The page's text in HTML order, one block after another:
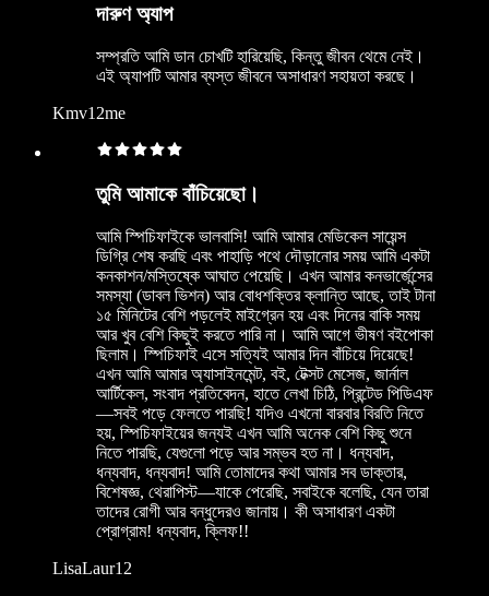
দারুণ অ্যাপ
সম্প্রতি আমি ডান চোখটি হারিয়েছি, কিন্তু জীবন থেমে নেই।
এই অ্যাপটি আমার ব্যস্ত জীবনে অসাধারণ সহায়তা করছে।
Kmv12me
তুমি আমাকে বাঁচিয়েছো।
আমি স্পিচিফাইকে ভালবাসি! আমি আমার মেডিকেল সায়েন্স
ডিগ্রি শেষ করছি এবং পাহাড়ি পথে দৌড়ানোর সময় আমি একটা
কনকাশন/মস্তিষ্কে আঘাত পেয়েছি। এখন আমার কনভার্জেন্সের
সমস্যা (ডাবল ভিশন) আর বোধশক্তির ক্লান্তি আছে, তাই টানা
১৫ মিনিটের বেশি পড়লেই মাইগ্রেন হয় এবং দিনের বাকি সময়
আর খুব বেশি কিছুই করতে পারি না। আমি আগে ভীষণ বইপোকা
ছিলাম। স্পিচিফাই এসে সত্যিই আমার দিন বাঁচিয়ে দিয়েছে!
এখন আমি আমার অ্যাসাইনমেন্ট, বই, টেক্সট মেসেজ, জার্নাল
আর্টিকেল, সংবাদ প্রতিবেদন, হাতে লেখা চিঠি, প্রিন্টেড পিডিএফ
—সবই পড়ে ফেলতে পারছি! যদিও এখনো বারবার বিরতি নিতে
হয়, স্পিচিফাইয়ের জন্যই এখন আমি অনেক বেশি কিছু শুনে
নিতে পারছি, যেগুলো পড়ে আর সম্ভব হত না। ধন্যবাদ,
ধন্যবাদ, ধন্যবাদ! আমি তোমাদের কথা আমার সব ডাক্তার,
বিশেষজ্ঞ, থেরাপিস্ট—যাকে পেরেছি, সবাইকে বলেছি, যেন তারা
তাদের রোগী আর বন্ধুদেরও জানায়। কী অসাধারণ একটা
প্রোগ্রাম! ধন্যবাদ, ক্লিফ!!
LisaLaur12